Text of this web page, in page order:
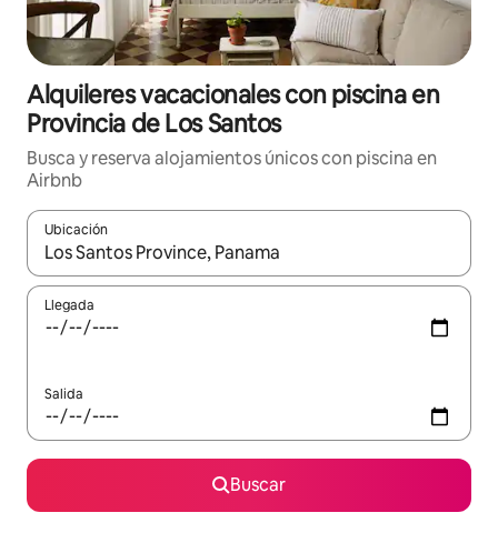
Alquileres vacacionales con piscina en
Provincia de Los Santos
Busca y reserva alojamientos únicos con piscina en
Airbnb
Ubicación
Cuando los resultados estén disponibles, navega con las
Llegada
Salida
Buscar